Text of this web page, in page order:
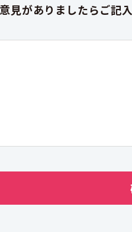
見がありましたらご記